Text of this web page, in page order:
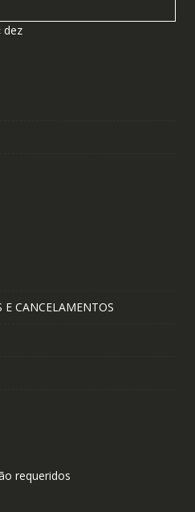
dez
E CANCELAMENTOS
requeridos